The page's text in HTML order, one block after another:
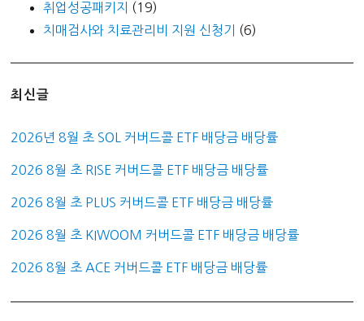
취업성공패키지
(19)
치매검사와 치료관리비 지원 신청기
(6)
최신글
2026년 8월 초 SOL 커버드콜 ETF 배당금 배당률
2026 8월 초 RISE 커버드콜 ETF 배당금 배당률
2026 8월 초 PLUS 커버드콜 ETF 배당금 배당률
2026 8월 초 KIWOOM 커버드콜 ETF 배당금 배당률
2026 8월 초 ACE 커버드콜 ETF 배당금 배당률